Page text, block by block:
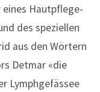
Hautpflege-
des speziellen
aus den Wörtern
Detmar «die
Lymphgefässee